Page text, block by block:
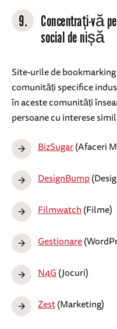
9.
Concentrați-vă
social de nișă
Site-urile de
comunități specifice
în aceste comunități
persoane cu interese
BizSugar(Afaceri
DesignBump
Filmwatch(Filme)
Gestionare
N4G(Jocuri)
Zest(Marketing)